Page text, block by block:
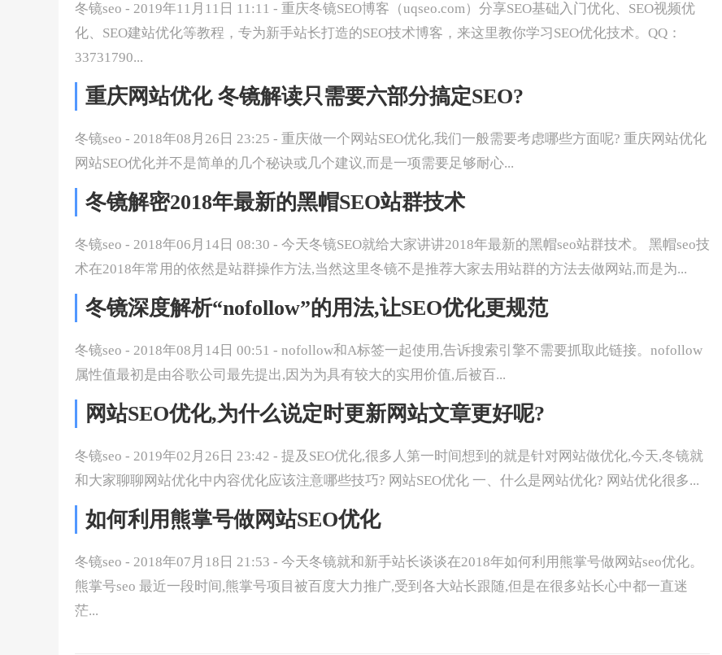
冬镜seo - 2019年11月11日 11:11 - 重庆冬镜SEO博客（uqseo.com）分享SEO基础入门优化、SEO视频优
化、SEO建站优化等教程，专为新手站长打造的SEO技术博客，来这里教你学习SEO优化技术。QQ：
33731790...
重庆网站优化 冬镜解读只需要六部分搞定SEO?
冬镜seo - 2018年08月26日 23:25 - 重庆做一个网站SEO优化,我们一般需要考虑哪些方面呢? 重庆网站优化
网站SEO优化并不是简单的几个秘诀或几个建议,而是一项需要足够耐心...
冬镜解密2018年最新的黑帽SEO站群技术
冬镜seo - 2018年06月14日 08:30 - 今天冬镜SEO就给大家讲讲2018年最新的黑帽seo站群技术。 黑帽seo技
术在2018年常用的依然是站群操作方法,当然这里冬镜不是推荐大家去用站群的方法去做网站,而是为...
冬镜深度解析“nofollow”的用法,让SEO优化更规范
冬镜seo - 2018年08月14日 00:51 - nofollow和A标签一起使用,告诉搜索引擎不需要抓取此链接。nofollow
属性值最初是由谷歌公司最先提出,因为为具有较大的实用价值,后被百...
网站SEO优化,为什么说定时更新网站文章更好呢?
冬镜seo - 2019年02月26日 23:42 - 提及SEO优化,很多人第一时间想到的就是针对网站做优化,今天,冬镜就
和大家聊聊网站优化中内容优化应该注意哪些技巧? 网站SEO优化 一、什么是网站优化? 网站优化很多...
如何利用熊掌号做网站SEO优化
冬镜seo - 2018年07月18日 21:53 - 今天冬镜就和新手站长谈谈在2018年如何利用熊掌号做网站seo优化。
熊掌号seo 最近一段时间,熊掌号项目被百度大力推广,受到各大站长跟随,但是在很多站长心中都一直迷
茫...